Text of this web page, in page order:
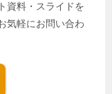
資料・スライドを
気軽にお問い合わ